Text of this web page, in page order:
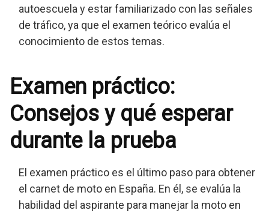
autoescuela y estar familiarizado con las señales
de tráfico, ya que el examen teórico evalúa el
conocimiento de estos temas.
Examen práctico:
Consejos y qué esperar
durante la prueba
El examen práctico es el último paso para obtener
el carnet de moto en España. En él, se evalúa la
habilidad del aspirante para manejar la moto en